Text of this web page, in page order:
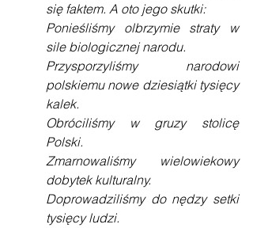
się faktem. A oto jego skutki:
Ponieśliśmy olbrzymie straty w
sile biologicznej narodu.
Przysporzyliśmy narodowi
polskiemu nowe dziesiątki tysięcy
kalek.
Obróciliśmy w gruzy stolicę
Polski.
Zmarnowaliśmy wielowiekowy
dobytek kulturalny.
Doprowadziliśmy do nędzy setki
tysięcy ludzi.